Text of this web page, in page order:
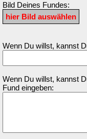
Bild Deines Fundes:
Wenn Du willst, kannst
Wenn Du willst, kannst
Fund eingeben: